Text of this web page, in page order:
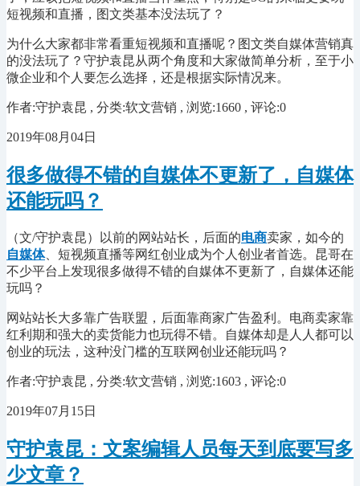
短视频和直播，图文类基本没法玩了？
为什么大家都非常看重短视频和直播呢？图文类自媒体营销真
的没法玩了？守护袁昆从两个角度和大家做简单分析，至于小
微企业和个人要怎么选择，还是根据实际情况来。
作者:守护袁昆 , 分类:软文营销 , 浏览:1660 , 评论:0
2019年08月04日
很多做得不错的自媒体不更新了，自媒体
还能玩吗？
（文/守护袁昆）以前的网站站长，后面的电商卖家，如今的
自媒体、短视频直播等网红创业成为个人创业者首选。昆哥在
不少平台上发现很多做得不错的自媒体不更新了，自媒体还能
玩吗？
网站站长大多靠广告联盟，后面靠商家广告盈利。电商卖家靠
红利期和强大的卖货能力也玩得不错。自媒体却是人人都可以
创业的玩法，这种没门槛的互联网创业还能玩吗？
作者:守护袁昆 , 分类:软文营销 , 浏览:1603 , 评论:0
2019年07月15日
守护袁昆：文案编辑人员每天到底要写多
少文章？